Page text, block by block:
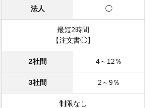
法人 ◯
最短2時間
【注文書◯】
2社間 4～12％
3社間 2～9％
制限なし